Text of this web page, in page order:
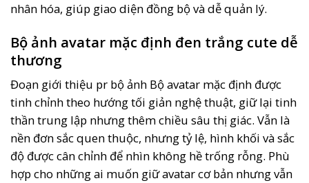
nhân hóa, giúp giao diện đồng bộ và dễ quản lý.
Bộ ảnh avatar mặc định đen trắng cute dễ
thương
Đoạn giới thiệu pr bộ ảnh Bộ avatar mặc định được
tinh chỉnh theo hướng tối giản nghệ thuật, giữ lại tinh
thần trung lập nhưng thêm chiều sâu thị giác. Vẫn là
nền đơn sắc quen thuộc, nhưng tỷ lệ, hình khối và sắc
độ được cân chỉnh để nhìn không hề trống rỗng. Phù
hợp cho những ai muốn giữ avatar cơ bản nhưng vẫn